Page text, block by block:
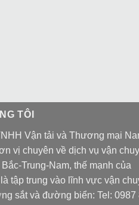
TÔI
Vận tải và Thương mại
vị chuyên về dịch vụ vận
Trung-Nam, thế mạnh của
tập trung vào lĩnh vực vận
sắt và đường biển: Tel: 0987